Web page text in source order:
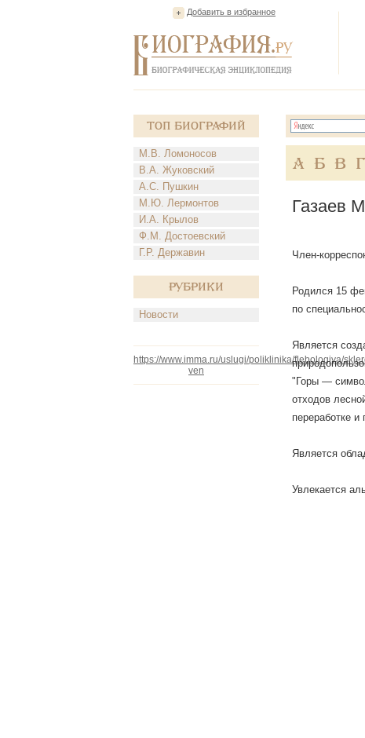
Добавить в избранное
Топ Биографий
М.В. Ломоносов
В.А. Жуковский
А.С. Пушкин
М.Ю. Лермонтов
И.А. Крылов
Ф.М. Достоевский
Г.Р. Державин
Рубрики
Новости
https://www.imma.ru/uslugi/poliklinika/flebologiya/
ven
А Б В Г
Газаев
Член-
Родился 15
по
Является
"Горы —
отходов
переработке
Является
Увлекается